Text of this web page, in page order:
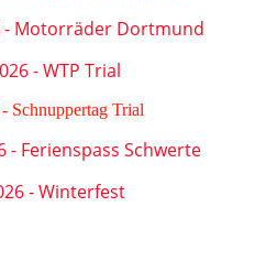
- Motorräder Dortmund
- WTP Trial
Schnuppertag Trial
- Ferienspass Schwerte
- Winterfest